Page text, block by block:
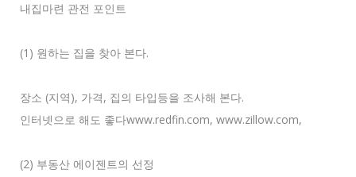
내집마련 관전 포인트
(1) 원하는 집을 찾아 본다.
장소 (지역), 가격, 집의 타입등을 조사해 본다.
인터넷으로 해도 좋다www.redfin.com, www.zillow.com,
(2) 부동산 에이젠트의 선정